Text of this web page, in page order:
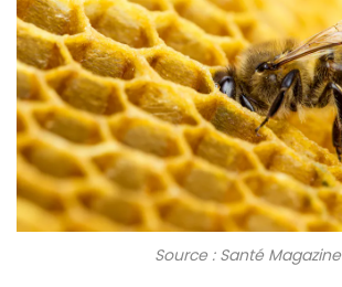
Source : Santé Magazine